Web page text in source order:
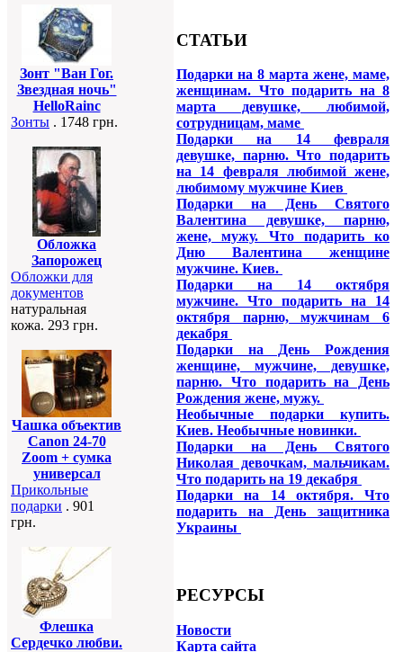
Зонт "Ван Гог.
Звездная ночь"
HelloRainc
Зонты . 1748 грн.
Обложка
Запорожец
Обложки для
документов
натуральная
кожа. 293 грн.
Чашка объектив
Canon 24-70
Zoom + сумка
универсал
Прикольные
подарки . 901
грн.
Флешка
Сердечко любви.
СТАТЬИ
Подарки на 8 марта жене, маме,
женщинам. Что подарить на 8
марта девушке, любимой,
сотрудницам, маме
Подарки на 14 февраля
девушке, парню. Что подарить
на 14 февраля любимой жене,
любимому мужчине Киев
Подарки на День Святого
Валентина девушке, парню,
жене, мужу. Что подарить ко
Дню Валентина женщине
мужчине. Киев.
Подарки на 14 октября
мужчине. Что подарить на 14
октября парню, мужчинам 6
декабря
Подарки на День Рождения
женщине, мужчине, девушке,
парню. Что подарить на День
Рождения жене, мужу.
Необычные подарки купить.
Киев. Необычные новинки.
Подарки на День Святого
Николая девочкам, мальчикам.
Что подарить на 19 декабря
Подарки на 14 октября. Что
подарить на День защитника
Украины
РЕСУРСЫ
Новости
Карта сайта